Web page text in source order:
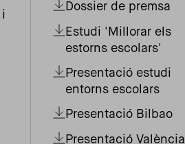
Dossier de premsa
Estudi 'Millorar els
estorns escolars'
Presentació estudi
entorns escolars
Presentació Bilbao
Presentació València